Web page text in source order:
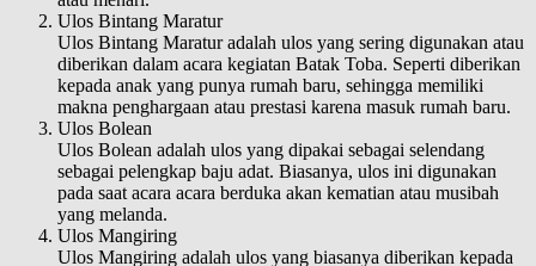
Ulos Bintang Maratur
Ulos Bintang Maratur adalah ulos yang sering digunakan atau
diberikan dalam acara kegiatan Batak Toba. Seperti diberikan
kepada anak yang punya rumah baru, sehingga memiliki
makna penghargaan atau prestasi karena masuk rumah baru.
Ulos Bolean
Ulos Bolean adalah ulos yang dipakai sebagai selendang
sebagai pelengkap baju adat. Biasanya, ulos ini digunakan
pada saat acara acara berduka akan kematian atau musibah
yang melanda.
Ulos Mangiring
Ulos Mangiring adalah ulos yang biasanya diberikan kepada